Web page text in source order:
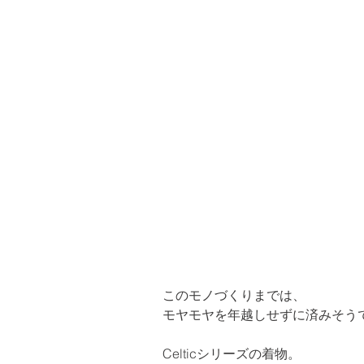
このモノづくりまでは、
モヤモヤを年越しせずに済みそう
Celticシリーズの着物。